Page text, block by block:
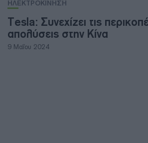
ΗΛΕΚΤΡΟΚΙΝΗΣΗ
Tesla: Συνεχίζει τις
απολύσεις στην Κίνα
9 Μαΐου 2024